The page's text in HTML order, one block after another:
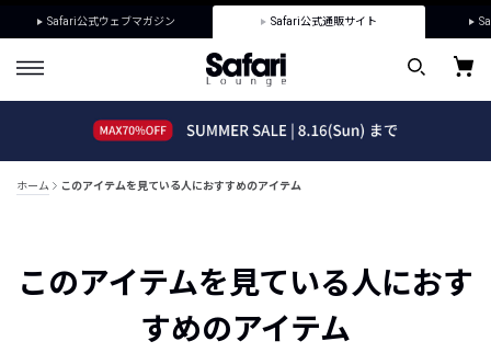
Safari公式ウェブマガジン Safari公式通販サイト
ホーム このアイテムを見ている人におすすめのアイテム
このアイテムを見ている人におす
すめのアイテム